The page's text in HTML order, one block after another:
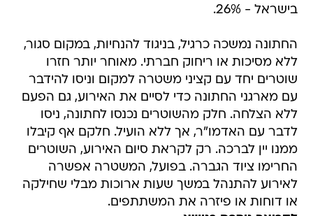
בישראל - 26%.
החתונה נמשכה כרגיל, בניגוד להנחיות, במקום סגור,
ללא מסיכות או ריחוק חברתי. מאוחר יותר חזרו
שוטרים יחד עם קציני משטרה למקום וניסו להידבר
עם מארגני החתונה כדי לסיים את האירוע, גם הפעם
ללא הצלחה. חלק מהשוטרים נכנסו לחתונה, ניסו
לדבר עם האדמו"ר, אך ללא הועיל. חלקם אף קיבלו
ממנו יין לברכה. רק לקראת סיום האירוע, השוטרים
החרימו ציוד הגברה. בפועל, המשטרה אפשרה
לאירוע להתנהל במשך שעות ארוכות מבלי שחילקה
או דוחות או פיזרה את המשתתפים.